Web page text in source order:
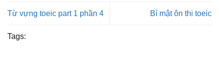
Từ vựng toeic part 1 phần 4 Bí mật ôn thi toeic
Tags: